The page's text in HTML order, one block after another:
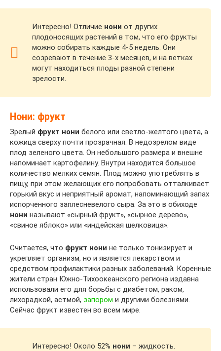
Интересно! Отличие нони от других
плодоносящих растений в том, что его фрукты
можно собирать каждые 4-5 недель. Они
созревают в течение 3-х месяцев, и на ветках
могут находиться плоды разной степени
зрелости.
Нони: фрукт
Зрелый фрукт нони белого или светло-желтого цвета, а
кожица сверху почти прозрачная. В недозрелом виде
плод зеленого цвета. Он небольшого размера и внешне
напоминает картофелину. Внутри находится большое
количество мелких семян. Плод можно употреблять в
пищу, при этом желающих его попробовать отталкивает
горький вкус и неприятный аромат, напоминающий запах
испорченного заплесневелого сыра. За это в обиходе
нони называют «сырный фрукт», «сырное дерево»,
«свиное яблоко» или «индейская шелковица».
Считается, что фрукт нони не только тонизирует и
укрепляет организм, но и является лекарством и
средством профилактики разных заболеваний. Коренные
жители стран Южно-Тихоокеанского региона издавна
использовали его для борьбы с диабетом, раком,
лихорадкой, астмой, запором и другими болезнями.
Сейчас фрукт известен во всем мире.
Интересно! Около 52% нони – жидкость.